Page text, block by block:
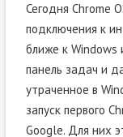
Сегодня Chrome
подключения к
ближе к Windows
панель задач и
утраченное в
запуск первого
Google. Для них